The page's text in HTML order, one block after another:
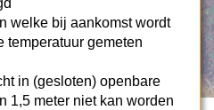
welke bij aankomst wordt
temperatuur gemeten
in (gesloten) openbare
1,5 meter niet kan worden